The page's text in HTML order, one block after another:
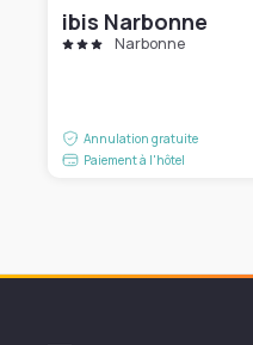
ibis Narbonne
Narbonne
Annulation gratuite
Paiement à l'hôtel